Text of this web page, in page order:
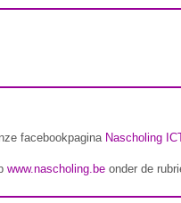
facebookpagina Nascholing
www.nascholing.be onder de